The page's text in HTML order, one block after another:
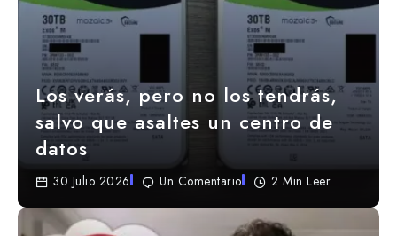
Los verás, pero no los tendrás,
salvo que asaltes un centro de
datos
30 Julio 2026 Un Comentario 2 Min Leer